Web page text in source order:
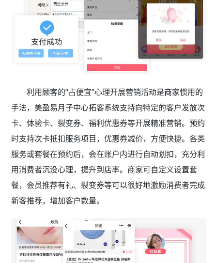
利用顾客的“占便宜”心理开展营销活动是商家惯用的
手法，美盈易月子中心拓客系统支持向特定的客户发放次
卡、体验卡、裂变券、福利优惠券等开展精准营销。预约
时支持次卡抵扣服务项目，优惠券减价，方便快捷。各类
服务或套餐在预约后，会在账户内进行自动划扣，充分利
用消费者沉没心理，提升到店率。商家可自定义设置套
餐，会员推荐有礼、裂变券等可以很好地激励消费者完成
新客推荐，增加客户数量。